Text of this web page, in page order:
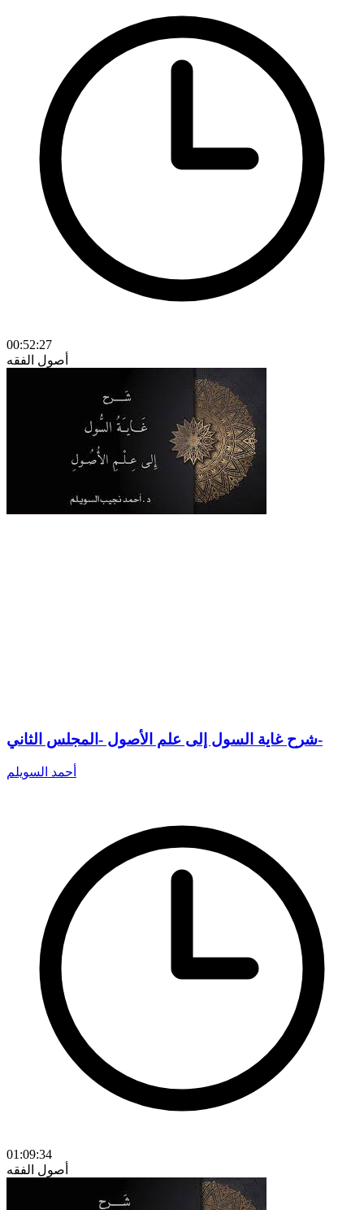
00:52:27
أصول الفقه
شرح غاية السول إلى علم الأصول -المجلس الثاني-
أحمد السويلم
01:09:34
أصول الفقه